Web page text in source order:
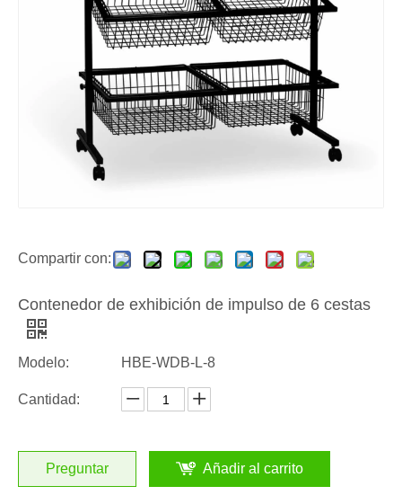
Compartir con:
Contenedor de exhibición de impulso de 6 cestas
Modelo: HBE-WDB-L-8
Cantidad:
Preguntar Añadir al carrito